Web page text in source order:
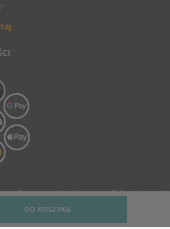
DO KOSZYKA
o.o. Ceny towarów podane są w PLN, zawierają
kosztów dostawy.